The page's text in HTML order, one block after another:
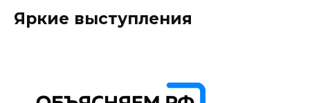
Яркие выступления